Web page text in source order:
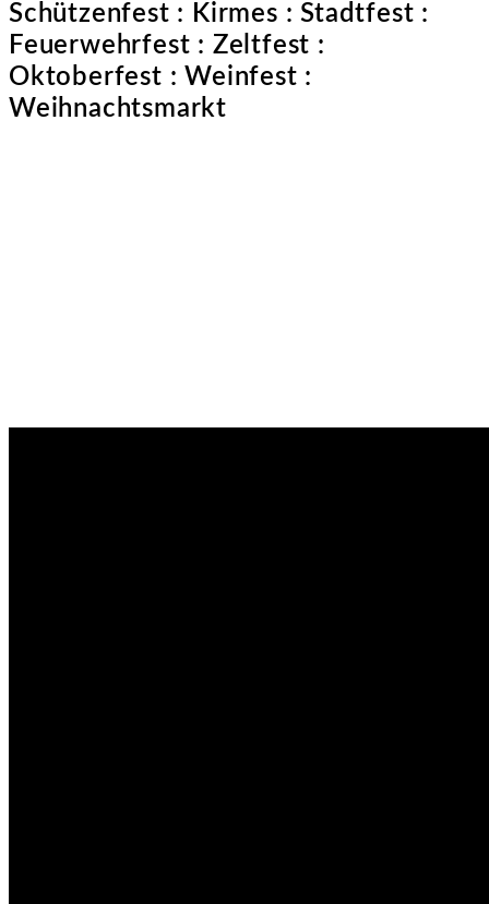
Schützenfest : Kirmes : Stadtfest :
Feuerwehrfest : Zeltfest :
Oktoberfest : Weinfest :
Weihnachtsmarkt